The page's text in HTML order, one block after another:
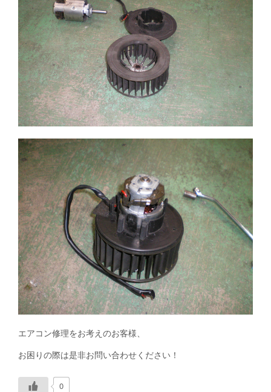
エアコン修理をお考えのお客様、
お困りの際は是非お問い合わせください！
0